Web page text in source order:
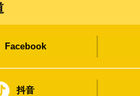
Facebook
抖音